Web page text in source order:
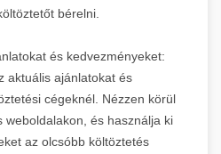
bérelni.
és kedvezményeket:
aktuális ajánlatokat és
cégeknél. Nézzen körül
weboldalakon, és használja ki
az olcsóbb költöztetés